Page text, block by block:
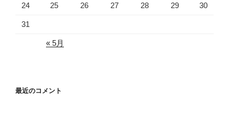
24 25 26 27 28 29 30
31
« 5月
最近のコメント